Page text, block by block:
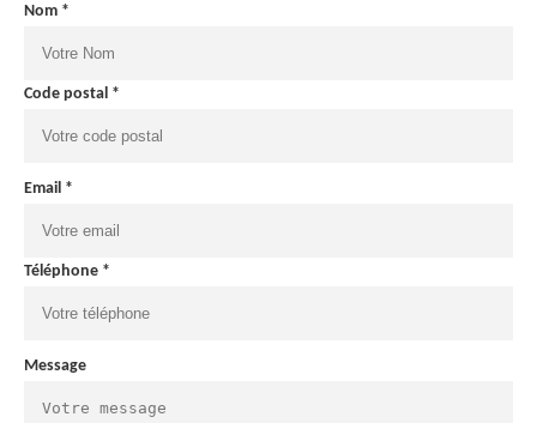
Nom *
Code postal *
Email *
Téléphone *
Message